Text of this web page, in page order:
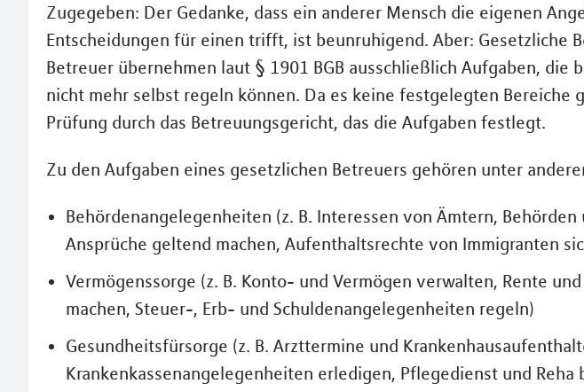
Zugegeben: Der Gedanke, dass ein anderer Mensch die eigenen
Entscheidungen für einen trifft, ist beunruhigend. Aber: Gesetzliche
Betreuer übernehmen laut § 1901 BGB ausschließlich Aufgaben, die
nicht mehr selbst regeln können. Da es keine festgelegten Bereiche
Prüfung durch das Betreuungsgericht, das die Aufgaben festlegt.
Zu den Aufgaben eines gesetzlichen Betreuers gehören unter
Behördenangelegenheiten (z. B. Interessen von Ämtern,
Ansprüche geltend machen, Aufenthaltsrechte von Immigranten
Vermögenssorge (z. B. Konto- und Vermögen verwalten, Rente
machen, Steuer-, Erb- und Schuldenangelegenheiten regeln)
Gesundheitsfürsorge (z. B. Arzttermine und
Krankenkassenangelegenheiten erledigen, Pflegedienst und Reha